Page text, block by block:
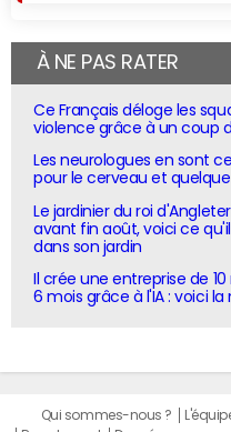
À NE PAS RATER
Ce Français déloge les
violence grâce à un coup
Les neurologues en sont
pour le cerveau et
Le jardinier du roi
avant fin août, voici ce
dans son jardin
Il crée une entreprise de
6 mois grâce à l'IA : voici
Qui sommes-nous ?